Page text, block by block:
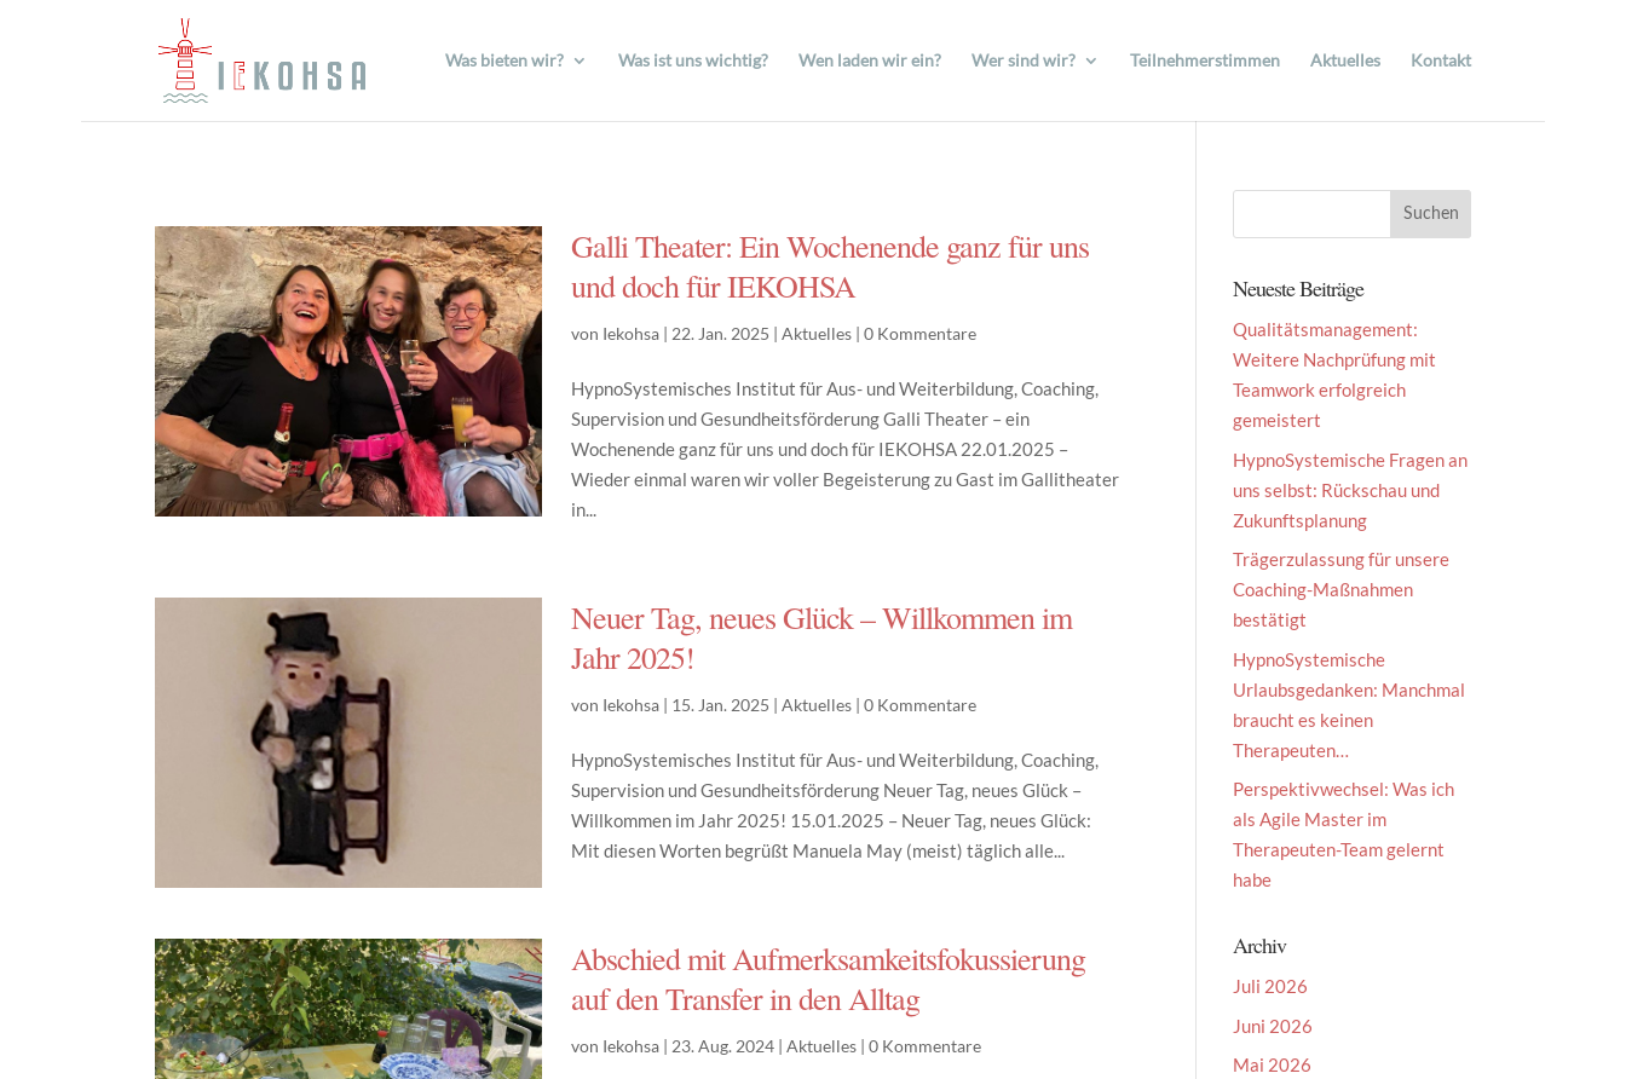
Was bieten wir? Was ist uns wichtig? Wen laden wir ein? Wer sind wir? Teilnehmerstimmen Aktuelles Kontakt
Galli Theater: Ein Wochenende ganz für uns
und doch für IEKOHSA
von Iekohsa | 22. Jan. 2025 |Aktuelles |0 Kommentare
HypnoSystemisches Institut für Aus- und Weiterbildung, Coaching,
Supervision und Gesundheitsförderung Galli Theater – ein
Wochenende ganz für uns und doch für IEKOHSA 22.01.2025 –
Wieder einmal waren wir voller Begeisterung zu Gast im Gallitheater
in...
Neuer Tag, neues Glück – Willkommen im
Jahr 2025!
von Iekohsa | 15. Jan. 2025 |Aktuelles |0 Kommentare
HypnoSystemisches Institut für Aus- und Weiterbildung, Coaching,
Supervision und Gesundheitsförderung Neuer Tag, neues Glück –
Willkommen im Jahr 2025! 15.01.2025 – Neuer Tag, neues Glück:
Mit diesen Worten begrüßt Manuela May (meist) täglich alle...
Abschied mit Aufmerksamkeitsfokussierung
auf den Transfer in den Alltag
von Iekohsa | 23. Aug. 2024 |Aktuelles |0 Kommentare
Neueste Beiträge
Qualitätsmanagement:
Weitere Nachprüfung mit
Teamwork erfolgreich
gemeistert
HypnoSystemische Fragen an
uns selbst: Rückschau und
Zukunftsplanung
Trägerzulassung für unsere
Coaching-Maßnahmen
bestätigt
HypnoSystemische
Urlaubsgedanken: Manchmal
braucht es keinen
Therapeuten…
Perspektivwechsel: Was ich
als Agile Master im
Therapeuten-Team gelernt
habe
Archiv
Juli 2026
Juni 2026
Mai 2026